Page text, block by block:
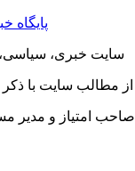
سایت خبری،
صاحب امتیاز و